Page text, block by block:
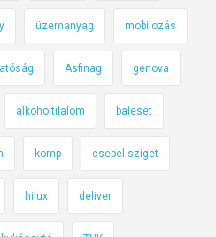
üzemanyag mobilozás
Asfinag genova
alkoholtilalom baleset
komp csepel-sziget
hilux deliver